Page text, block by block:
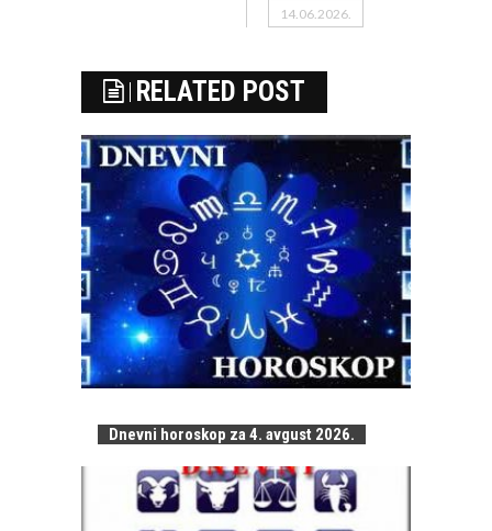
14.06.2026.
RELATED POST
Dnevni horoskop za 4. avgust 2026.